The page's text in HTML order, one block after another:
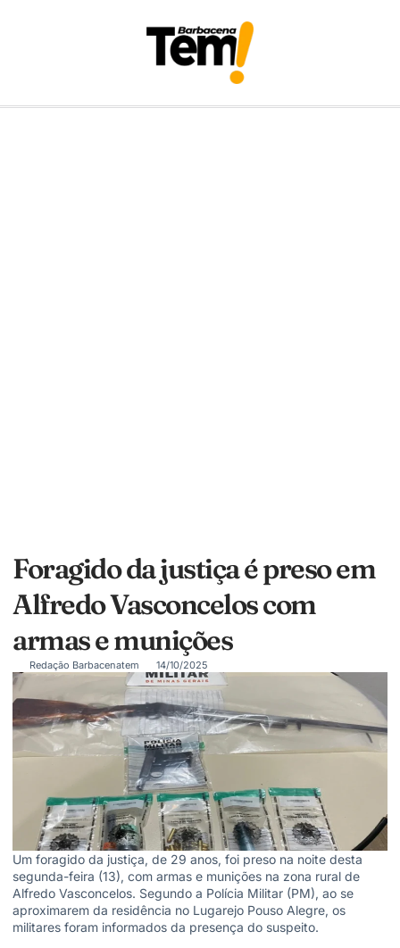
Foragido da justiça é preso em
Alfredo Vasconcelos com
armas e munições
Redação Barbacenatem 14/10/2025
Um foragido da justiça, de 29 anos, foi preso na noite desta
segunda-feira (13), com armas e munições na zona rural de
Alfredo Vasconcelos. Segundo a Polícia Militar (PM), ao se
aproximarem da residência no Lugarejo Pouso Alegre, os
militares foram informados da presença do suspeito.